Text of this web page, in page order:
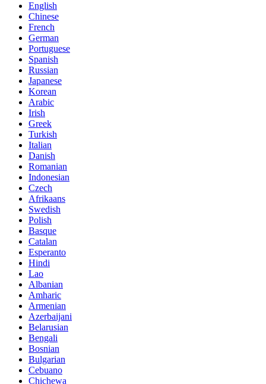
English
Chinese
French
German
Portuguese
Spanish
Russian
Japanese
Korean
Arabic
Irish
Greek
Turkish
Italian
Danish
Romanian
Indonesian
Czech
Afrikaans
Swedish
Polish
Basque
Catalan
Esperanto
Hindi
Lao
Albanian
Amharic
Armenian
Azerbaijani
Belarusian
Bengali
Bosnian
Bulgarian
Cebuano
Chichewa